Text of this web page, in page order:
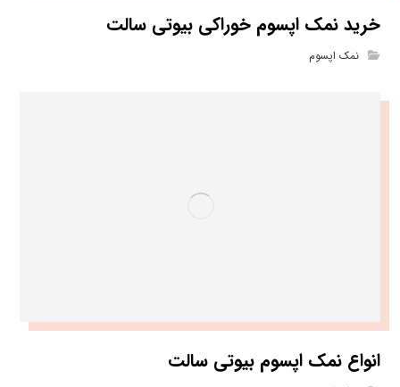
خرید نمک اپسوم خوراکی بیوتی سالت
نمک اپسوم
انواع نمک اپسوم بیوتی سالت